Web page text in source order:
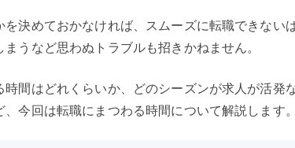
を決めておかなければ、スムーズに転職できない
うなど思わぬトラブルも招きかねません。
時間はどれくらいか、どのシーズンが求人が活発
今回は転職にまつわる時間について解説します。